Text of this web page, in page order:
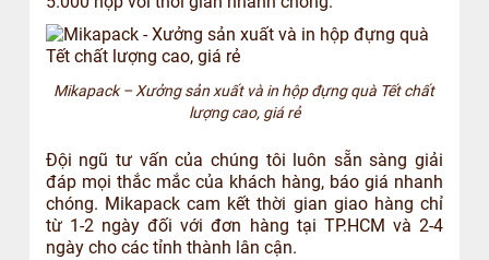
Mikapack – Xưởng sản xuất và in hộp đựng quà Tết chất
lượng cao, giá rẻ
Đội ngũ tư vấn của chúng tôi luôn sẵn sàng giải
đáp mọi thắc mắc của khách hàng, báo giá nhanh
chóng. Mikapack cam kết thời gian giao hàng chỉ
từ 1-2 ngày đối với đơn hàng tại TP.HCM và 2-4
ngày cho các tỉnh thành lân cận.